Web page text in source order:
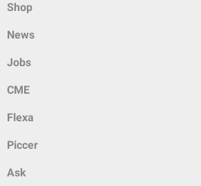
Shop
News
Jobs
CME
Flexa
Piccer
Ask